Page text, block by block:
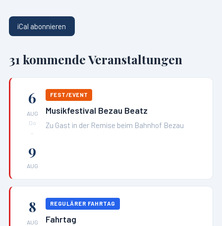
iCal abonnieren
31 kommende Veranstaltungen
6
AUG
Do
–
9
AUG
FEST/EVENT
Musikfestival Bezau Beatz
Zu Gast in der Remise beim Bahnhof Bezau
8
AUG
REGULÄRER FAHRTAG
Fahrtag